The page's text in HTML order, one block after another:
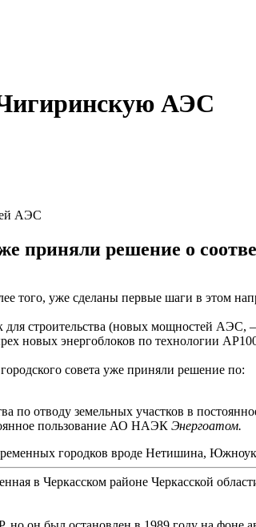
АЭС
АЭС
приняли решение о
того, уже сделаны первые шаги в этом
для строительства (новых мощностей АЭС,
новых энергоблоков по технологии
совета уже приняли решение по:
по отводу земельных участков в
пользование АО НАЭК Энергоатом.
городков вроде Нетишина,
в Черкасском районе Черкасской